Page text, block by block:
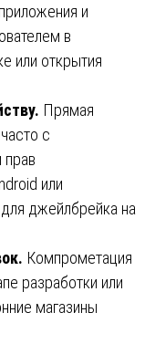
и
в
или открытия
Прямая
с
или
джейлбрейка на
Компрометация
разработки или
магазины